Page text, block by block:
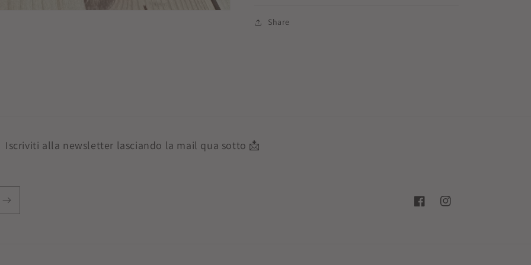
Share
Iscriviti alla newsletter lasciando la mail qua sotto 📩
FacebookInstagram